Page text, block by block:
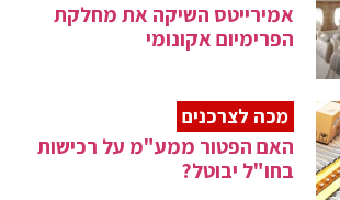
אמירייטס השיקה את מחלקת
הפרימיום אקונומי
מכה לצרכנים
האם הפטור ממע"מ על רכישות
בחו"ל יבוטל?